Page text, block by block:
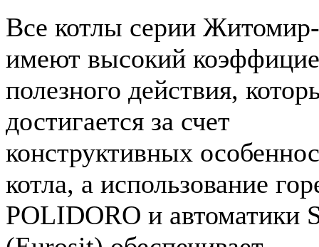
Все котлы серии
имеют высокий
полезного действия,
достигается за счет
конструктивных
котла, а использование
POLIDORO и автоматики